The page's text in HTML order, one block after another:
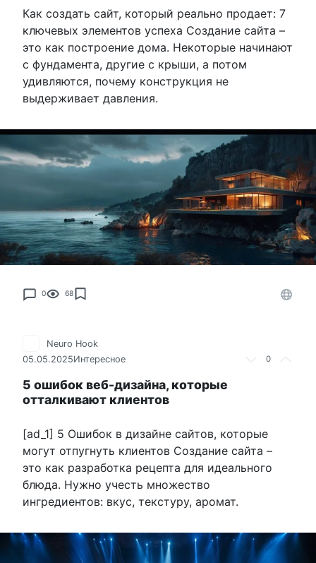
Как создать сайт, который реально продает: 7
ключевых элементов успеха Создание сайта –
это как построение дома. Некоторые начинают
с фундамента, другие с крыши, а потом
удивляются, почему конструкция не
выдерживает давления.
0 68
0
Neuro Hook
05.05.2025Интересное
5 ошибок веб-дизайна, которые
отталкивают клиентов
[ad_1] 5 Ошибок в дизайне сайтов, которые
могут отпугнуть клиентов Создание сайта –
это как разработка рецепта для идеального
блюда. Нужно учесть множество
ингредиентов: вкус, текстуру, аромат.